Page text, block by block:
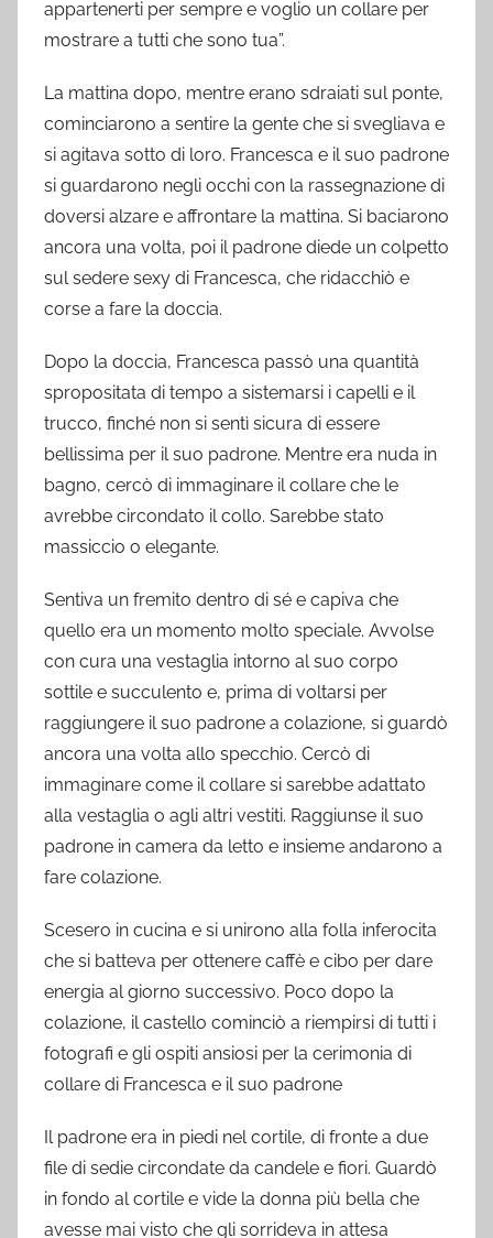
appartenerti per sempre e voglio un collare per
mostrare a tutti che sono tua”.
La mattina dopo, mentre erano sdraiati sul ponte,
cominciarono a sentire la gente che si svegliava e
si agitava sotto di loro. Francesca e il suo padrone
si guardarono negli occhi con la rassegnazione di
doversi alzare e affrontare la mattina. Si baciarono
ancora una volta, poi il padrone diede un colpetto
sul sedere sexy di Francesca, che ridacchiò e
corse a fare la doccia.
Dopo la doccia, Francesca passò una quantità
spropositata di tempo a sistemarsi i capelli e il
trucco, finché non si sentì sicura di essere
bellissima per il suo padrone. Mentre era nuda in
bagno, cercò di immaginare il collare che le
avrebbe circondato il collo. Sarebbe stato
massiccio o elegante.
Sentiva un fremito dentro di sé e capiva che
quello era un momento molto speciale. Avvolse
con cura una vestaglia intorno al suo corpo
sottile e succulento e, prima di voltarsi per
raggiungere il suo padrone a colazione, si guardò
ancora una volta allo specchio. Cercò di
immaginare come il collare si sarebbe adattato
alla vestaglia o agli altri vestiti. Raggiunse il suo
padrone in camera da letto e insieme andarono a
fare colazione.
Scesero in cucina e si unirono alla folla inferocita
che si batteva per ottenere caffè e cibo per dare
energia al giorno successivo. Poco dopo la
colazione, il castello cominciò a riempirsi di tutti i
fotografi e gli ospiti ansiosi per la cerimonia di
collare di Francesca e il suo padrone
Il padrone era in piedi nel cortile, di fronte a due
file di sedie circondate da candele e fiori. Guardò
in fondo al cortile e vide la donna più bella che
avesse mai visto che gli sorrideva in attesa